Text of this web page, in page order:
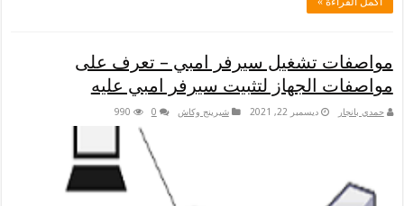
تشغيل سيرفر امبي – تعرف على
لتثبيت سيرفر امبي عليه
ديسمبر 22, 2021 شيرينج وكاش 0
990